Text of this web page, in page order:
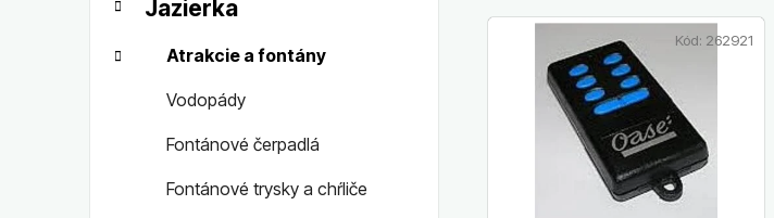
Jazierka
Atrakcie a fontány
Vodopády
Fontánové čerpadlá
Fontánové trysky a chŕliče
V
Kód: 262921